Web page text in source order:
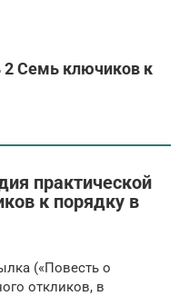
2 Семь ключиков к
практической
к порядку в
(«Повесть о
откликов, в